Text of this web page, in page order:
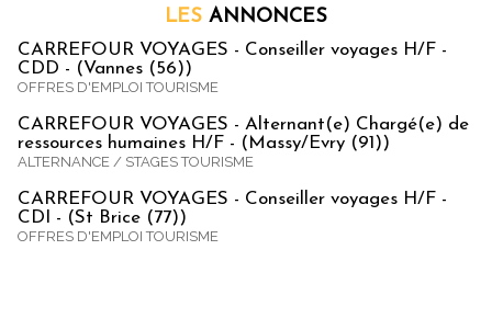
LES ANNONCES
CARREFOUR VOYAGES - Conseiller voyages H/F -
CDD - (Vannes (56))
OFFRES D'EMPLOI TOURISME
CARREFOUR VOYAGES - Alternant(e) Chargé(e) de
ressources humaines H/F - (Massy/Evry (91))
ALTERNANCE / STAGES TOURISME
CARREFOUR VOYAGES - Conseiller voyages H/F -
CDI - (St Brice (77))
OFFRES D'EMPLOI TOURISME